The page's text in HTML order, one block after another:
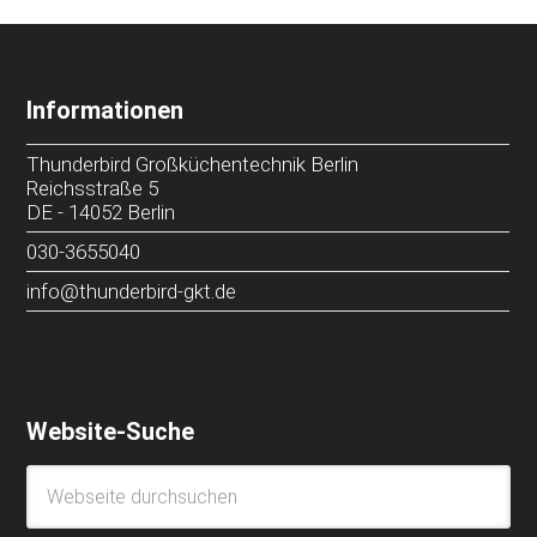
Informationen
Thunderbird Großküchentechnik Berlin
Reichsstraße 5
DE - 14052 Berlin
030-3655040
info@thunderbird-gkt.de
Website-Suche